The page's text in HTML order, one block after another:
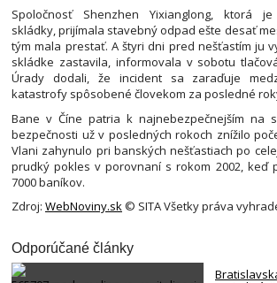
Spoločnosť Shenzhen Yixianglong, ktorá je
skládky, prijímala stavebný odpad ešte desať
tým mala prestať. A štyri dni pred nešťastím ju
skládke zastavila, informovala v sobotu
Úrady dodali, že incident sa zaraďuje
katastrofy spôsobené človekom za posledné
Bane v Číne patria k najnebezpečnejším na
bezpečnosti už v posledných rokoch znížilo
Vlani zahynulo pri banských nešťastiach po
prudký pokles v porovnaní s rokom 2002, keď
7000 baníkov.
Zdroj: WebNoviny.sk © SITA Všetky práva
Odporúčané články